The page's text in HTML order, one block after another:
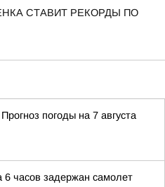
СТАВИТ РЕКОРДЫ ПО
погоды на 7 августа
6 часов задержан самолет